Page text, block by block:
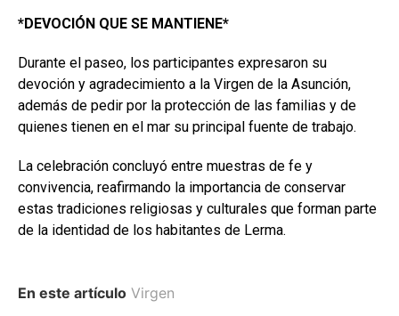
*DEVOCIÓN QUE SE MANTIENE*
Durante el paseo, los participantes expresaron su
devoción y agradecimiento a la Virgen de la Asunción,
además de pedir por la protección de las familias y de
quienes tienen en el mar su principal fuente de trabajo.
La celebración concluyó entre muestras de fe y
convivencia, reafirmando la importancia de conservar
estas tradiciones religiosas y culturales que forman parte
de la identidad de los habitantes de Lerma.
En este artículo Virgen